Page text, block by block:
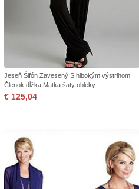
Jeseň Šifón Zavesený S hlbokým výstrihom
Členok dĺžka Matka šaty obleky
€ 125,04